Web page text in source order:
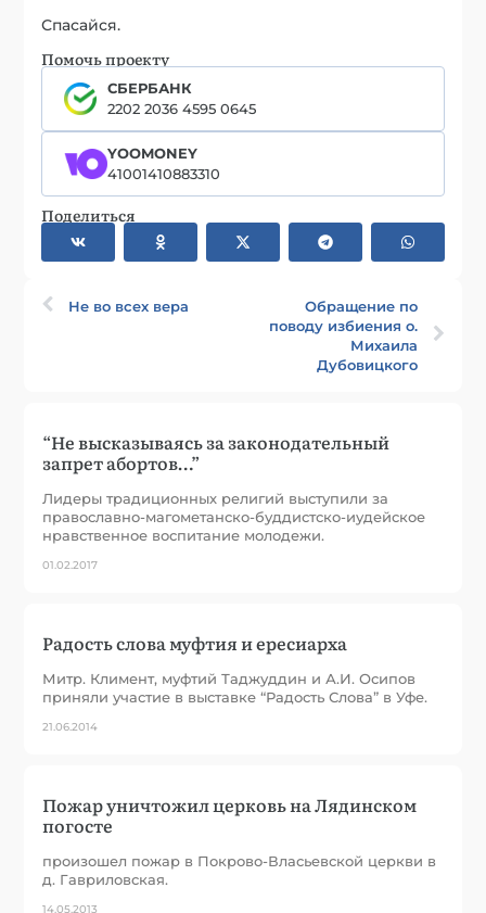
Спасайся.
Помочь проекту
СБЕРБАНК
2202 2036 4595 0645
YOOMONEY
41001410883310
Поделиться
Не во всех вера
Обращение по
поводу избиения о.
Михаила
Дубовицкого
“Не высказываясь за законодательный
запрет абортов…”
Лидеры традиционных религий выступили за
православно-магометанско-буддистско-иудейское
нравственное воспитание молодежи.
01.02.2017
Радость слова муфтия и ересиарха
Митр. Климент, муфтий Таджуддин и А.И. Осипов
приняли участие в выставке “Радость Слова” в Уфе.
21.06.2014
Пожар уничтожил церковь на Лядинском
погосте
произошел пожар в Покрово-Власьевской церкви в
д. Гавриловская.
14.05.2013